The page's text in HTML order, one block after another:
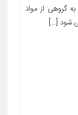
گروهی از مواد
شود […]